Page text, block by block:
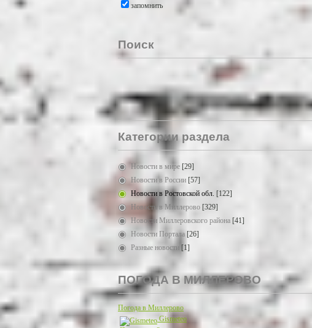
запомнить
Поиск
Категории раздела
Новости в мире [29]
Новости в России [57]
Новости в Ростовской обл. [122]
Новости в Миллерово [329]
Новости Миллеровского района [41]
Новости Портала [26]
Разные новости [1]
ПОГОДА В МИЛЛЕРОВО
Погода в Миллерово
Gismeteo